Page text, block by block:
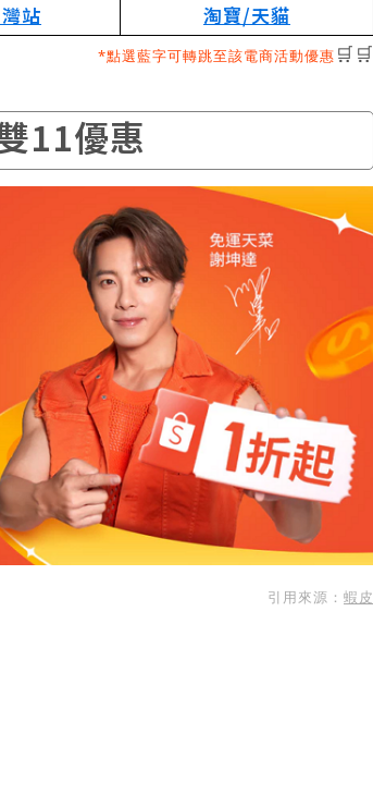
站 淘寶/天貓
*點選藍字可轉跳至該電商活動優惠 🛒🛒
11優惠
引用來源： 蝦皮